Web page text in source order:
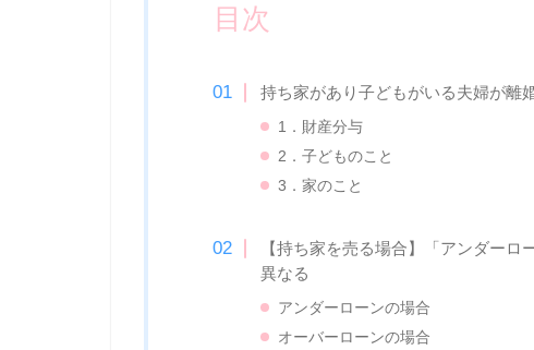
目次
持ち家があり子どもがいる夫婦が離
1．財産分与
2．子どものこと
3．家のこと
【持ち家を売る場合】「アンダー
異なる
アンダーローンの場合
オーバーローンの場合